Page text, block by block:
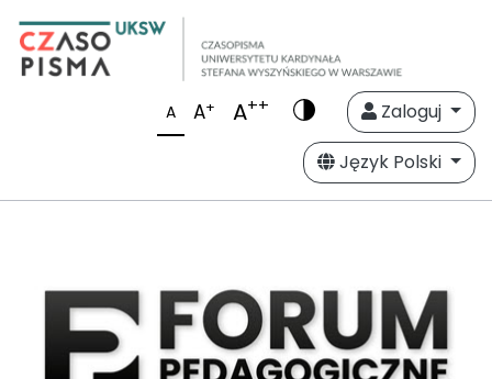
A A+ A++
Zaloguj
Język Polski